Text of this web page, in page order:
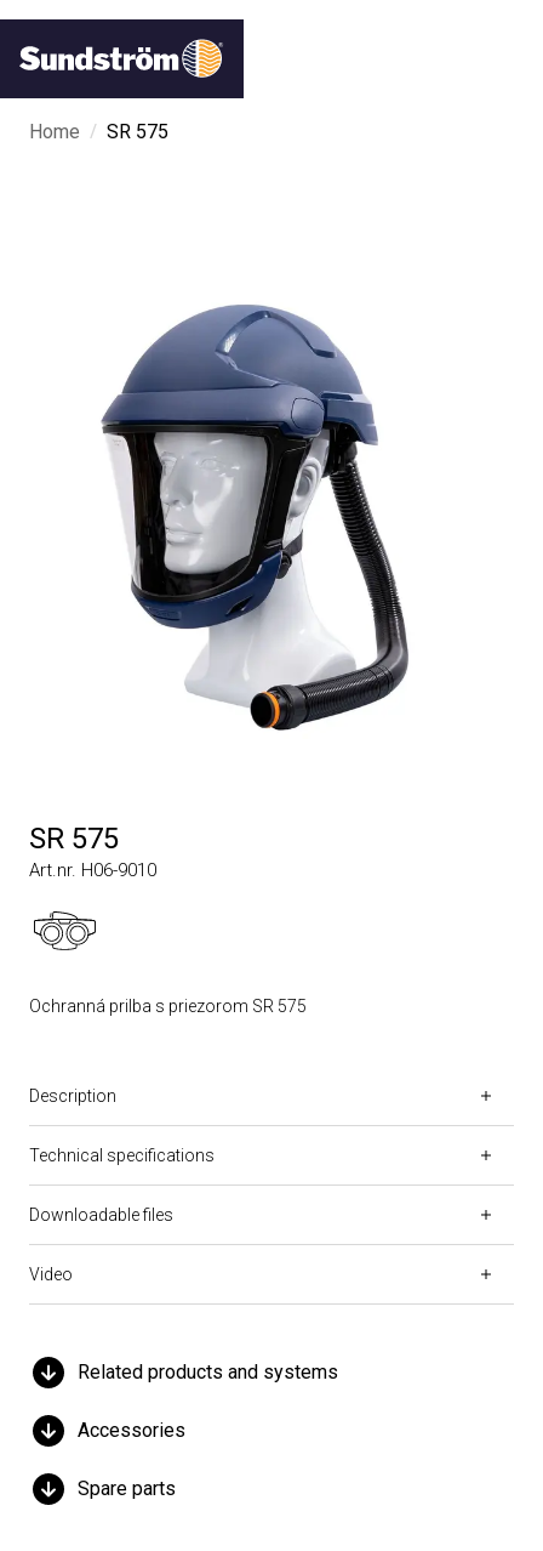
Home / SR 575
SR 575
Art.nr. H06-9010
Ochranná prilba s priezorom SR 575
Description
Technical specifications
Downloadable files
Video
Related products and systems
Accessories
Spare parts